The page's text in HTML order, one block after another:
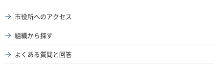
市役所へのアクセス
組織から探す
よくある質問と回答